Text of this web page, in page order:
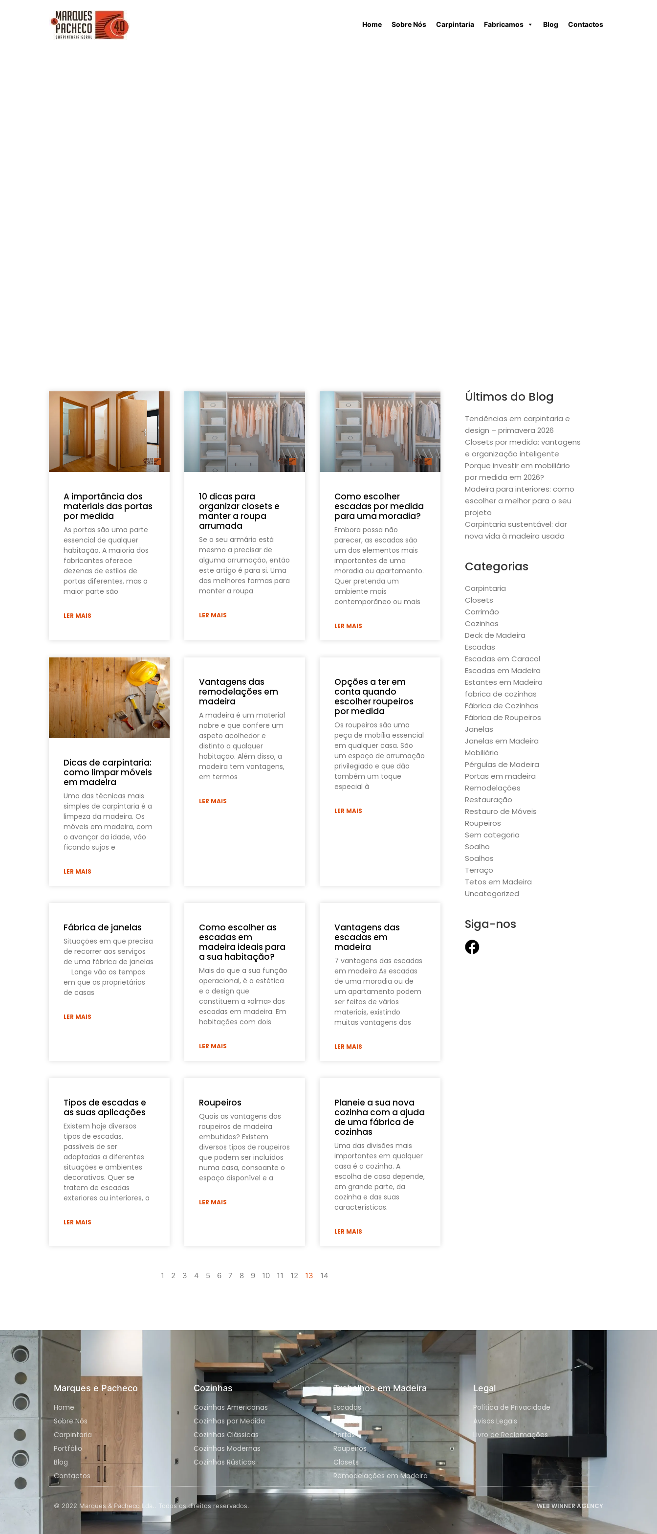
Home Sobre Nós Carpintaria Fabricamos Blog Contactos
A importância dos
materiais das portas
por medida
As portas são uma parte
essencial de qualquer
habitação. A maioria dos
fabricantes oferece
dezenas de estilos de
portas diferentes, mas a
maior parte são
LER MAIS
10 dicas para
organizar closets e
manter a roupa
arrumada
Se o seu armário está
mesmo a precisar de
alguma arrumação, então
este artigo é para si. Uma
das melhores formas para
manter a roupa
LER MAIS
Como escolher
escadas por medida
para uma moradia?
Embora possa não
parecer, as escadas são
um dos elementos mais
importantes de uma
moradia ou apartamento.
Quer pretenda um
ambiente mais
contemporâneo ou mais
LER MAIS
Dicas de carpintaria:
como limpar móveis
em madeira
Uma das técnicas mais
simples de carpintaria é a
limpeza da madeira. Os
móveis em madeira, com
o avançar da idade, vão
ficando sujos e
LER MAIS
Vantagens das
remodelações em
madeira
A madeira é um material
nobre e que confere um
aspeto acolhedor e
distinto a qualquer
habitação. Além disso, a
madeira tem vantagens,
em termos
LER MAIS
Opções a ter em
conta quando
escolher roupeiros
por medida
Os roupeiros são uma
peça de mobília essencial
em qualquer casa. São
um espaço de arrumação
privilegiado e que dão
também um toque
especial à
LER MAIS
Fábrica de janelas
Situações em que precisa
de recorrer aos serviços
de uma fábrica de janelas
Longe vão os tempos
em que os proprietários
de casas
LER MAIS
Como escolher as
escadas em
madeira ideais para
a sua habitação?
Mais do que a sua função
operacional, é a estética
e o design que
constituem a «alma» das
escadas em madeira. Em
habitações com dois
LER MAIS
Vantagens das
escadas em
madeira
7 vantagens das escadas
em madeira As escadas
de uma moradia ou de
um apartamento podem
ser feitas de vários
materiais, existindo
muitas vantagens das
LER MAIS
Tipos de escadas e
as suas aplicações
Existem hoje diversos
tipos de escadas,
passíveis de ser
adaptadas a diferentes
situações e ambientes
decorativos. Quer se
tratem de escadas
exteriores ou interiores, a
LER MAIS
Roupeiros
Quais as vantagens dos
roupeiros de madeira
embutidos? Existem
diversos tipos de roupeiros
que podem ser incluídos
numa casa, consoante o
espaço disponível e a
LER MAIS
Planeie a sua nova
cozinha com a ajuda
de uma fábrica de
cozinhas
Uma das divisões mais
importantes em qualquer
casa é a cozinha. A
escolha de casa depende,
em grande parte, da
cozinha e das suas
características.
LER MAIS
1 2 3 4 5 6 7 8 9 10 11 12 13 14
Últimos do Blog
Tendências em carpintaria e
design – primavera 2026
Closets por medida: vantagens
e organização inteligente
Porque investir em mobiliário
por medida em 2026?
Madeira para interiores: como
escolher a melhor para o seu
projeto
Carpintaria sustentável: dar
nova vida à madeira usada
Categorias
Carpintaria
Closets
Corrimão
Cozinhas
Deck de Madeira
Escadas
Escadas em Caracol
Escadas em Madeira
Estantes em Madeira
fabrica de cozinhas
Fábrica de Cozinhas
Fábrica de Roupeiros
Janelas
Janelas em Madeira
Mobiliário
Pérgulas de Madeira
Portas em madeira
Remodelações
Restauração
Restauro de Móveis
Roupeiros
Sem categoria
Soalho
Soalhos
Terraço
Tetos em Madeira
Uncategorized
Siga-nos
Marques e Pacheco
Home
Sobre Nós
Carpintaria
Portfólio
Blog
Contactos
Cozinhas
Cozinhas Americanas
Cozinhas por Medida
Cozinhas Clássicas
Cozinhas Modernas
Cozinhas Rústicas
Trabalhos em Madeira
Escadas
Janelas
Portas
Roupeiros
Closets
Remodelações em Madeira
Legal
Política de Privacidade
Avisos Legais
Livro de Reclamações
© 2022 Marques & Pacheco Lda.. Todos os direitos reservados. WEB WINNER AGENCY